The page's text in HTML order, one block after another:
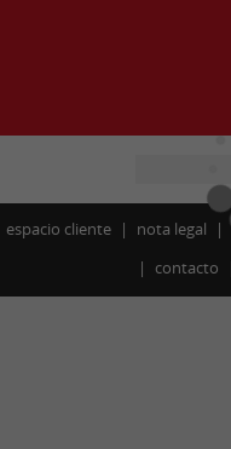
espacio cliente nota legal
contacto